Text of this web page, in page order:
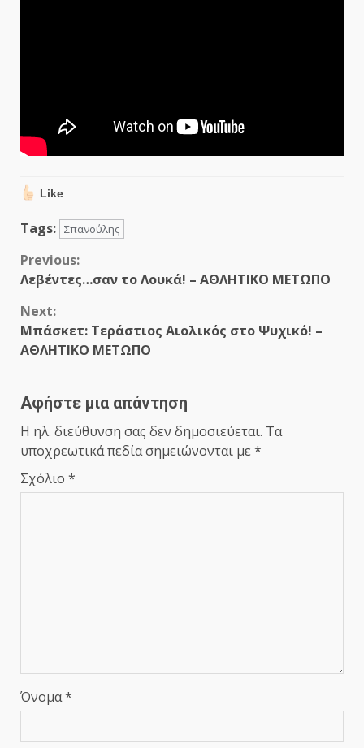
Like
Tags: Σπανούλης
Continue
Reading
Previous:
Λεβέντες…σαν το Λουκά! – ΑΘΛΗΤΙΚΟ ΜΕΤΩΠΟ
Next:
Μπάσκετ: Τεράστιος Αιολικός στο Ψυχικό! –
ΑΘΛΗΤΙΚΟ ΜΕΤΩΠΟ
Αφήστε μια απάντηση
Η ηλ. διεύθυνση σας δεν δημοσιεύεται. Τα
υποχρεωτικά πεδία σημειώνονται με *
Σχόλιο *
Όνομα*